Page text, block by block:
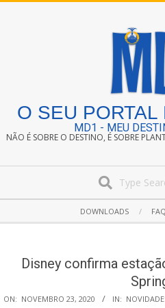
O SEU PORTAL
MD1 - MEU
NÃO É SOBRE O DESTINO, É SOBRE
Navigation
DOWNLOADS FAQ
Disney confirma
ON: NOVEMBRO 23, 2020 IN: